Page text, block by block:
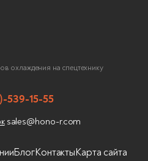
охлаждения на спецтехнику
БлогКонтактыКарта сайта
539-15-55
sales@hono-r.com